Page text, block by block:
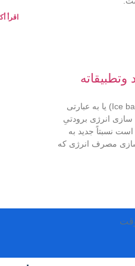
اقرأ
وتطبيقاته
آیس بانک (Ice bank) یا به عبارتی
انرژی برودتیِ
است نسبتاً جدید به
سازی مصرف انرژی که